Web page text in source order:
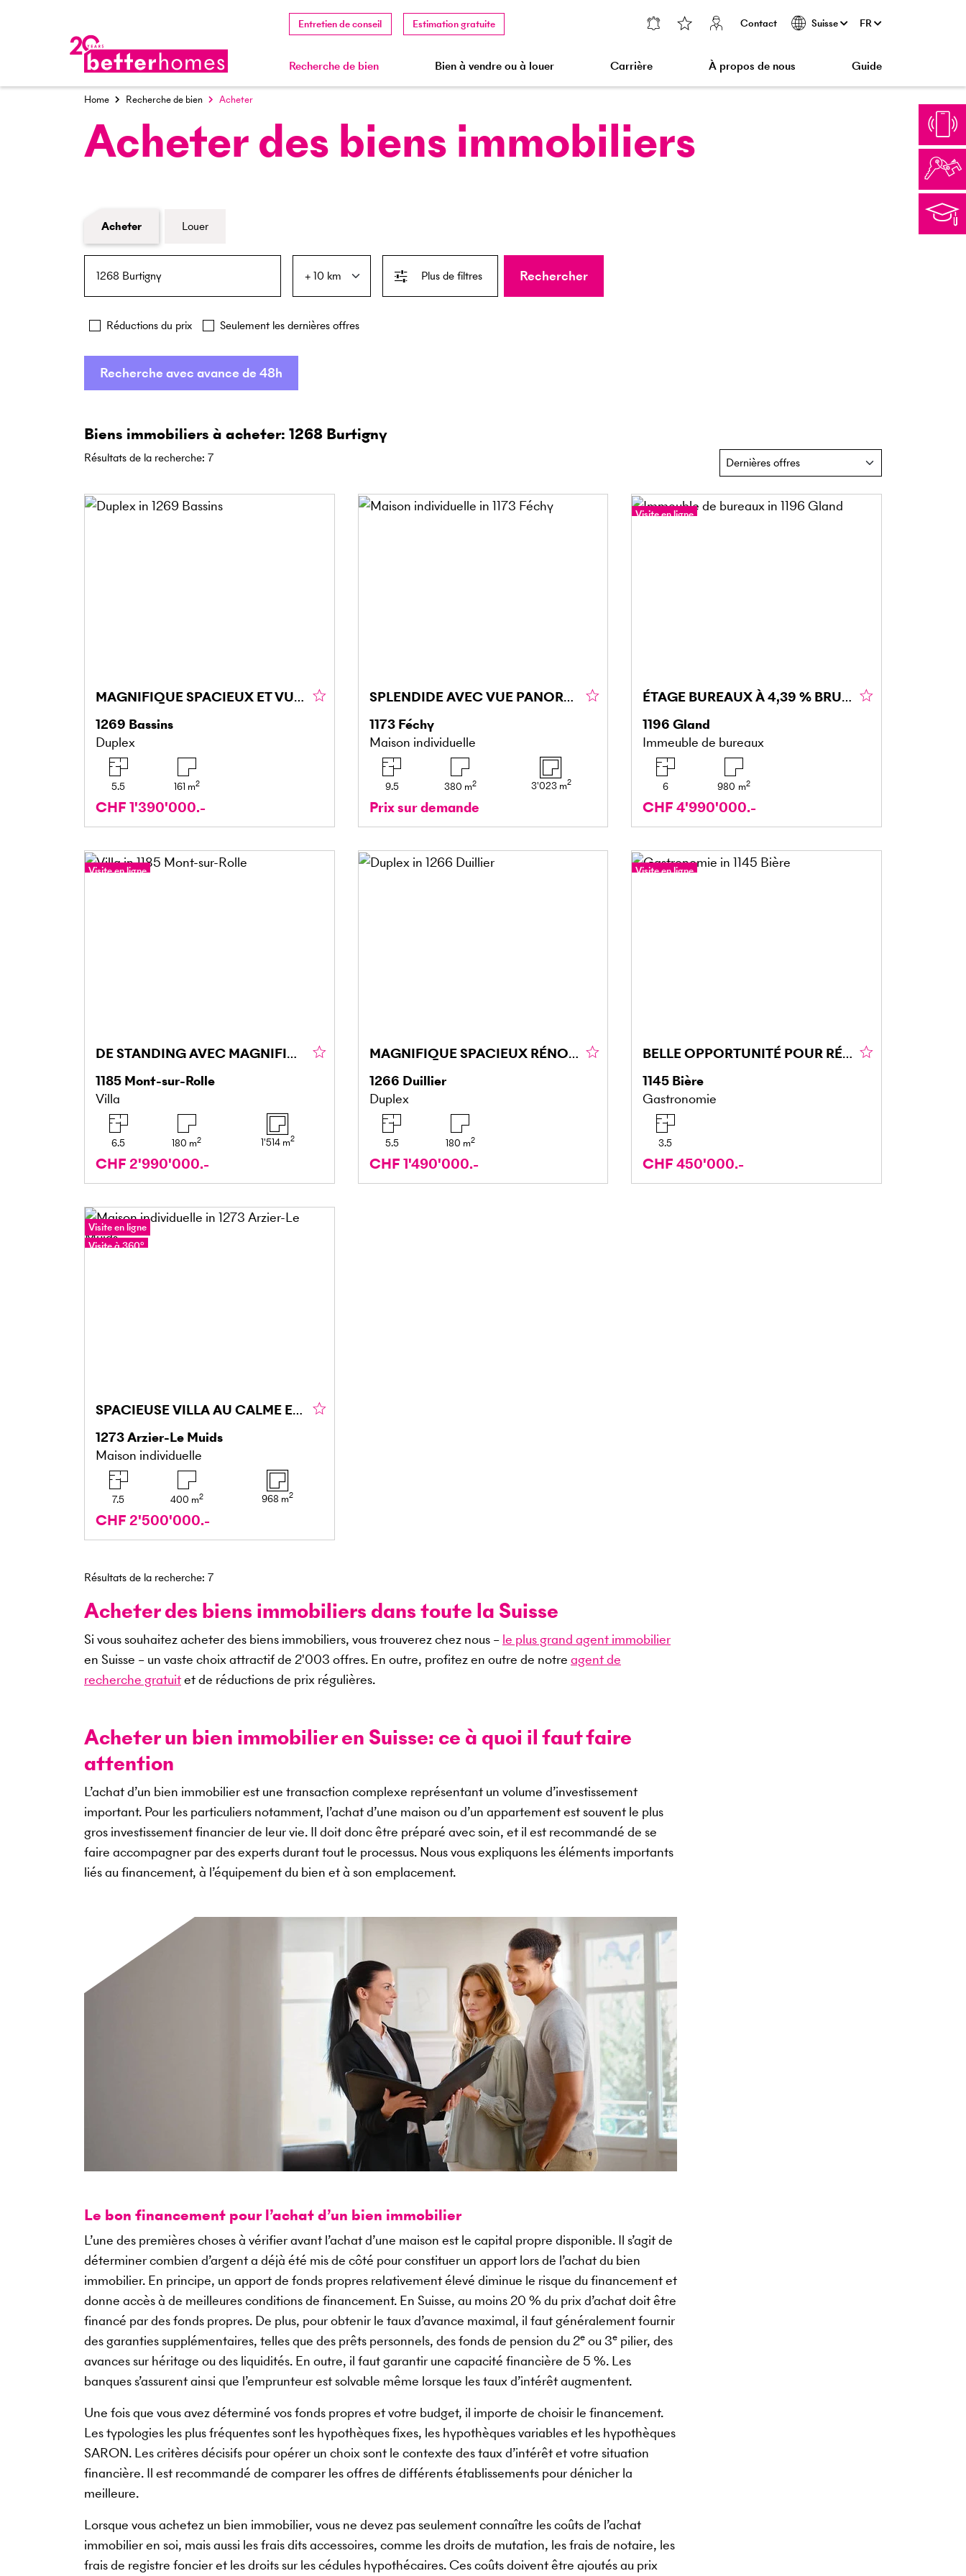
Entretien de conseil Estimation gratuite Contact Suisse FR
Recherche de bien Bien à vendre ou à louer Carrière À propos de nous Guide
Home Recherche de bien Acheter
Acheter des biens immobiliers
Formulaire de recherche de biens
Acheter
Louer
Plus de filtres
Réductions du prix Seulement les dernières offres
Rechercher
Recherche avec avance de 48h
Biens immobiliers à acheter: 1268 Burtigny
Résultats de la recherche: 7
MAGNIFIQUE SPACIEUX ET VUE PANORAMIQUE SUR LE LAC
1269 Bassins
Duplex
5.5 161 m2
CHF 1'390'000.-
SPLENDIDE AVEC VUE PANORAMIQUE SUR LE LAC
1173 Féchy
Maison individuelle
9.5 380 m2 3'023 m2
Prix sur demande
Visite en ligne
ÉTAGE BUREAUX À 4,39 % BRUT ET 35 PLACES DE PARC
1196 Gland
Immeuble de bureaux
6 980 m2
CHF 4'990'000.-
Visite en ligne
DE STANDING AVEC MAGNIFIQUE VUE ET PISCINE
1185 Mont-sur-Rolle
Villa
6.5 180 m2 1'514 m2
CHF 2'990'000.-
MAGNIFIQUE SPACIEUX RÉNOVÉ AVEC VUE DÉGAGÉE
1266 Duillier
Duplex
5.5 180 m2
CHF 1'490'000.-
Visite en ligne
BELLE OPPORTUNITÉ POUR RÉNOVATION OU PROMOTION
1145 Bière
Gastronomie
3.5
CHF 450'000.-
Visite en ligne
Visite à 360°
SPACIEUSE VILLA AU CALME ET VUE LAC
1273Arzier-Le Muids
Maison individuelle
7.5 400 m2 968 m2
CHF 2'500'000.-
Résultats de la recherche: 7
Acheter des biens immobiliers dans toute la Suisse
Si vous souhaitez acheter des biens immobiliers, vous trouverez chez nous – le plus grand agent immobilier
en Suisse – un vaste choix attractif de 2'003 offres. En outre, profitez en outre de notre agent de
recherche gratuitet de réductions de prix régulières.
Acheter un bien immobilier en Suisse: ce à quoi il faut faire
attention
L’achat d’un bien immobilier est une transaction complexe représentant un volume d’investissement
important. Pour les particuliers notamment, l’achat d’une maison ou d’un appartement est souvent le plus
gros investissement financier de leur vie. Il doit donc être préparé avec soin, et il est recommandé de se
faire accompagner par des experts durant tout le processus. Nous vous expliquons les éléments importants
liés au financement, à l’équipement du bien et à son emplacement.
Le bon financement pour l’achat d’un bien immobilier
L’une des premières choses à vérifier avant l’achat d’une maison est le capital propre disponible. Il s’agit de
déterminer combien d’argent a déjà été mis de côté pour constituer un apport lors de l’achat du bien
immobilier. En principe, un apport de fonds propres relativement élevé diminue le risque du financement et
donne accès à de meilleures conditions de financement. En Suisse, au moins 20 % du prix d’achat doit être
financé par des fonds propres. De plus, pour obtenir le taux d’avance maximal, il faut généralement fournir
des garanties supplémentaires, telles que des prêts personnels, des fonds de pension du 2e ou 3e pilier, des
avances sur héritage ou des liquidités. En outre, il faut garantir une capacité financière de 5 %. Les
banques s’assurent ainsi que l’emprunteur est solvable même lorsque les taux d’intérêt augmentent.
Une fois que vous avez déterminé vos fonds propres et votre budget, il importe de choisir le financement.
Les typologies les plus fréquentes sont les hypothèques fixes, les hypothèques variables et les hypothèques
SARON. Les critères décisifs pour opérer un choix sont le contexte des taux d’intérêt et votre situation
financière. Il est recommandé de comparer les offres de différents établissements pour dénicher la
meilleure.
Lorsque vous achetez un bien immobilier, vous ne devez pas seulement connaître les coûts de l’achat
immobilier en soi, mais aussi les frais dits accessoires, comme les droits de mutation, les frais de notaire, les
frais de registre foncier et les droits sur les cédules hypothécaires. Ces coûts doivent être ajoutés au prix